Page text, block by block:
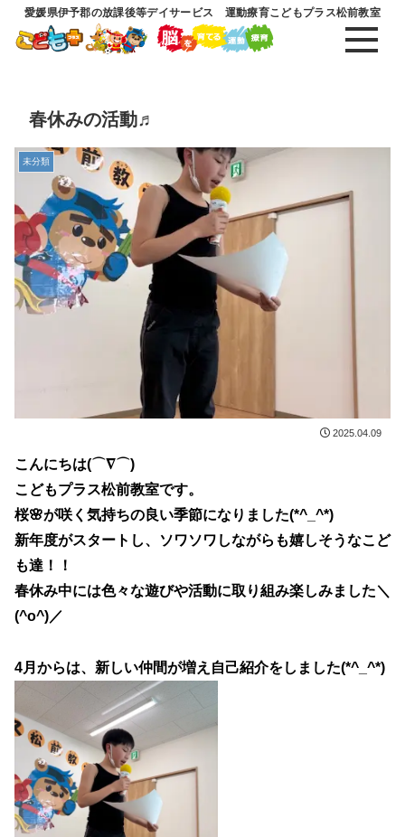
愛媛県伊予郡の放課後等デイサービス 運動療育こどもプラス松前教室
春休みの活動♬
未分類
2025.04.09
こんにちは(⌒∇⌒)
こどもプラス松前教室です。
桜🌸が咲く気持ちの良い季節になりました(*^_^*)
新年度がスタートし、ソワソワしながらも嬉しそうなこど
も達！！
春休み中には色々な遊びや活動に取り組み楽しみました＼
(^o^)／
4月からは、新しい仲間が増え自己紹介をしました(*^_^*)